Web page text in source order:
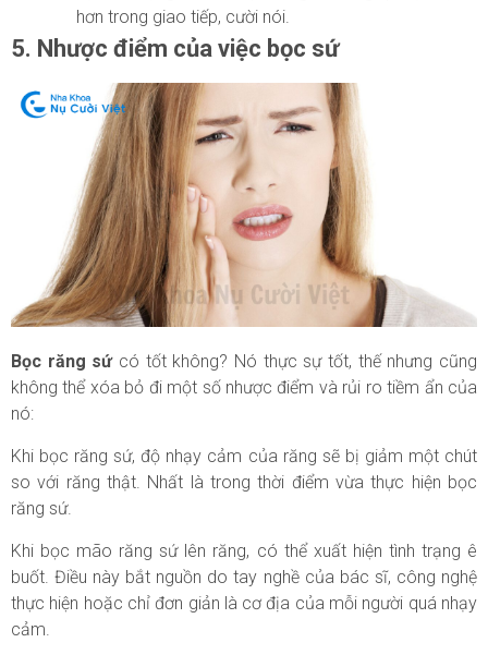
hơn trong giao tiếp, cười nói.
5. Nhược điểm của việc bọc sứ
Bọc răng sứcó tốt không? Nó thực sự tốt, thế nhưng cũng
không thể xóa bỏ đi một số nhược điểm và rủi ro tiềm ẩn của
nó:
Khi bọc răng sứ, độ nhạy cảm của răng sẽ bị giảm một chút
so với răng thật. Nhất là trong thời điểm vừa thực hiện bọc
răng sứ.
Khi bọc mão răng sứ lên răng, có thể xuất hiện tình trạng ê
buốt. Điều này bắt nguồn do tay nghề của bác sĩ, công nghệ
thực hiện hoặc chỉ đơn giản là cơ địa của mỗi người quá nhạy
cảm.